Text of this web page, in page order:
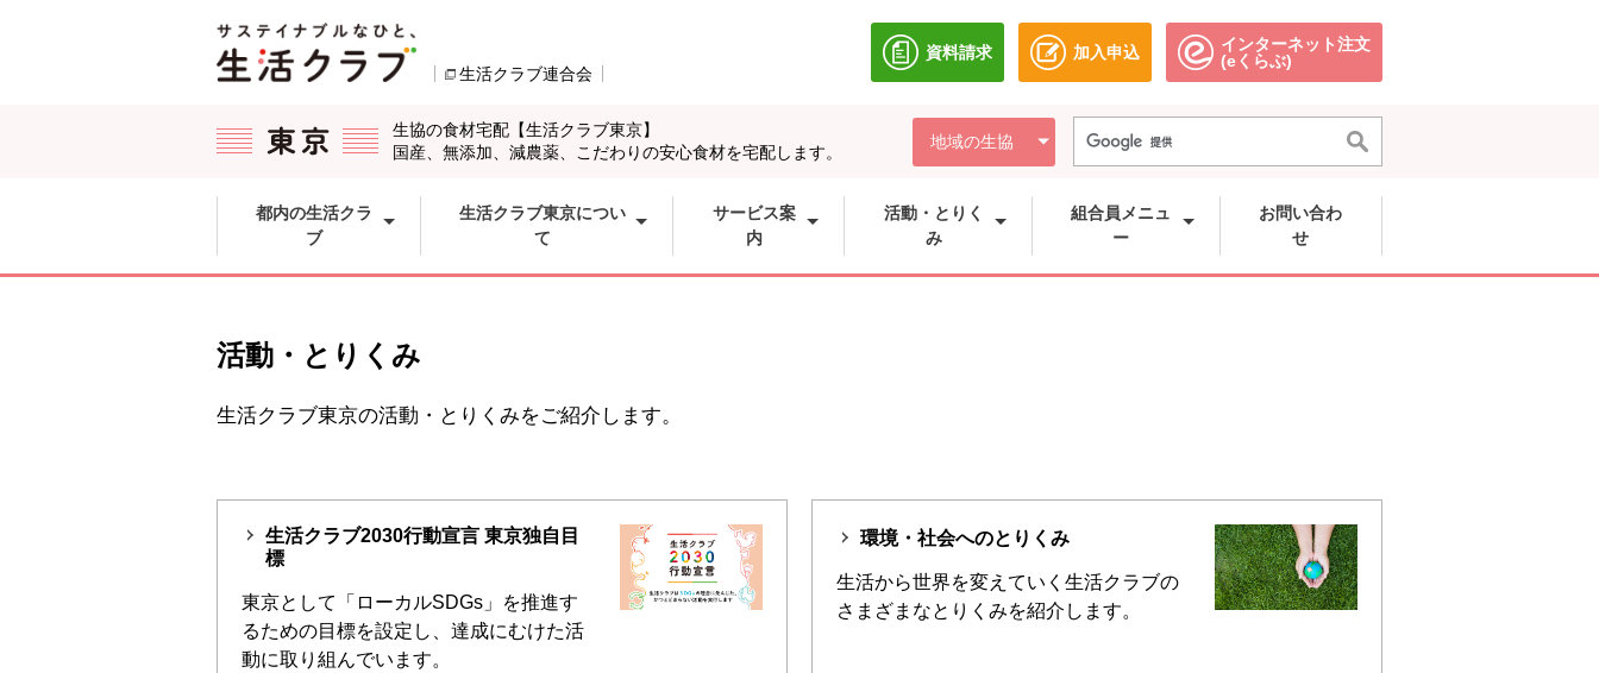
生活クラブ連合会
資料請求
別のウィンドウで開きます。
加入申込
別のウィンドウで開きます。
インターネット注文
(eくらぶ)別のウィンドウで開きます。
生協の食材宅配【生活クラブ東京】
国産、無添加、減農薬、こだわりの安心食材を宅配します。
地域の生協
都内の生活クラ
ブ
生活クラブ東京につい
て
サービス案
内
活動・とりく
み
組合員メニュ
ー
お問い合わ
せ
活動・とりくみ
生活クラブ東京の活動・とりくみをご紹介します。
生活クラブ2030行動宣言 東京独自目
標
東京として「ローカルSDGs」を推進す
るための目標を設定し、達成にむけた活
動に取り組んでいます。
環境・社会へのとりくみ
生活から世界を変えていく生活クラブの
さまざまなとりくみを紹介します。